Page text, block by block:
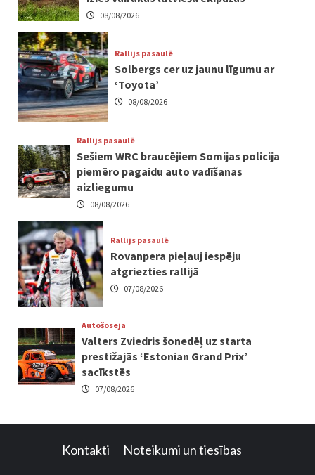
08/08/2026
Rallijs pasaulē
Solbergs cer uz jaunu līgumu ar
‘Toyota’
08/08/2026
Rallijs pasaulē
Sešiem WRC braucējiem Somijas policija
piemēro pagaidu auto vadīšanas
aizliegumu
08/08/2026
Rallijs pasaulē
Rovanpera pieļauj iespēju
atgriezties rallijā
07/08/2026
Autošoseja
Valters Zviedris šonedēļ uz starta
prestižajās ‘Estonian Grand Prix’
sacīkstēs
07/08/2026
Kontakti Noteikumi un tiesības